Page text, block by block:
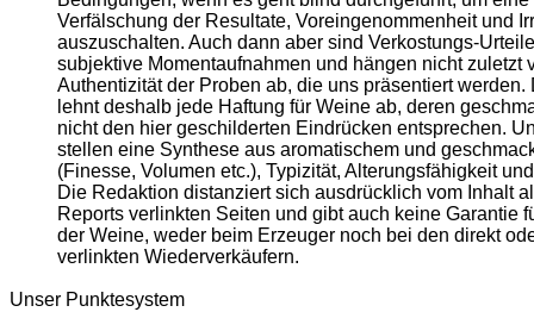
Verfälschung der Resultate, Voreingenommenheit und
auszuschalten. Auch dann aber sind Verkostungs-
subjektive Momentaufnahmen und hängen nicht zuletzt
Authentizität der Proben ab, die uns präsentiert werden.
lehnt deshalb jede Haftung für Weine ab, deren
nicht den hier geschilderten Eindrücken entsprechen.
stellen eine Synthese aus aromatischem und
(Finesse, Volumen etc.), Typizität, Alterungsfähigkeit
Die Redaktion distanziert sich ausdrücklich vom Inhalt
Reports verlinkten Seiten und gibt auch keine Garantie
der Weine, weder beim Erzeuger noch bei den direkt
verlinkten Wiederverkäufern.
Unser Punktesystem